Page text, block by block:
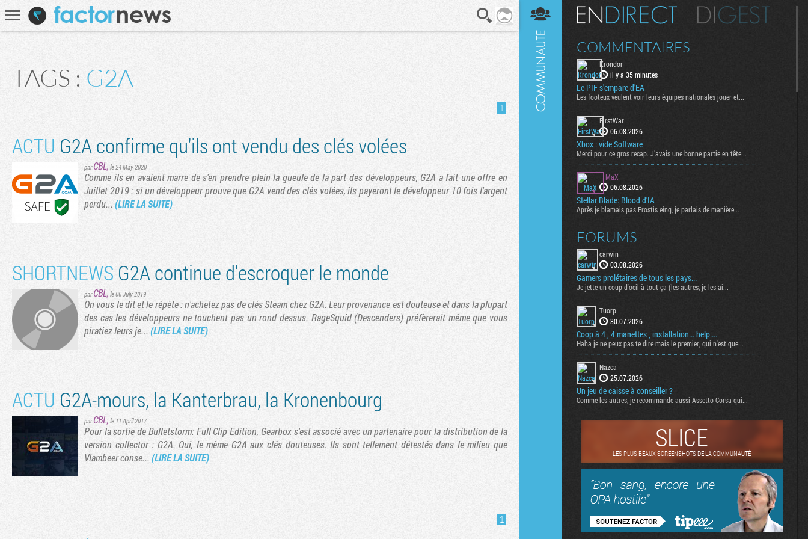
TAGS : G2A
1
ACTU G2A confirme qu'ils ont vendu des clés volées
parCBL, le 24 May 2020
Comme ils en avaient marre de s'en prendre plein la gueule de la part des développeurs, G2A a fait une offre en
Juillet 2019 : si un développeur prouve que G2A vend des clés volées, ils payeront le développeur 10 fois l'argent
perdu...(LIRE LA SUITE)
SHORTNEWS G2A continue d'escroquer le monde
parCBL, le 06 July 2019
On vous le dit et le répète : n'achetez pas de clés Steam chez G2A. Leur provenance est douteuse et dans la plupart
des cas les développeurs ne touchent pas un rond dessus. RageSquid (Descenders) préfèrerait même que vous
piratiez leurs je...(LIRE LA SUITE)
ACTU G2A-mours, la Kanterbrau, la Kronenbourg
parCBL, le 11 April 2017
Pour la sortie de Bulletstorm: Full Clip Edition, Gearbox s'est associé avec un partenaire pour la distribution de la
version collector : G2A. Oui, le même G2A aux clés douteuses. Ils sont tellement détestés dans le milieu que
Vlambeer conse... (LIRE LA SUITE)
1
Digest
COMMENTAIRES
Krondor
il y a 35 minutes
Le PIF s'empare d'EA
Les footeux veulent voir leurs équipes nationales jouer et...
FirstWar
06.08.2026
Xbox : vide Software
Merci pour ce gros recap. J’avais une bonne partie en tête...
__MaX__
06.08.2026
Stellar Blade: Blood d'IA
Après je blamais pas Frostis eing, je parlais de manière...
FORUMS
carwin
03.08.2026
Gamers prolétaires de tous les pays...
Je jette un coup d'oeil à tout ça (les autres, je les ai...
Tuorp
30.07.2026
Coop à 4 , 4 manettes , installation... help....
Haha je ne peux pas te dire mais le premier, qui n'est que...
Nazca
25.07.2026
Un jeu de caisse à conseiller ?
Comme les autres, je recommande aussi Assetto Corsa qui...
SLICE
LES PLUS BEAUX SCREENSHOTS DE LA COMMUNAUTÉ